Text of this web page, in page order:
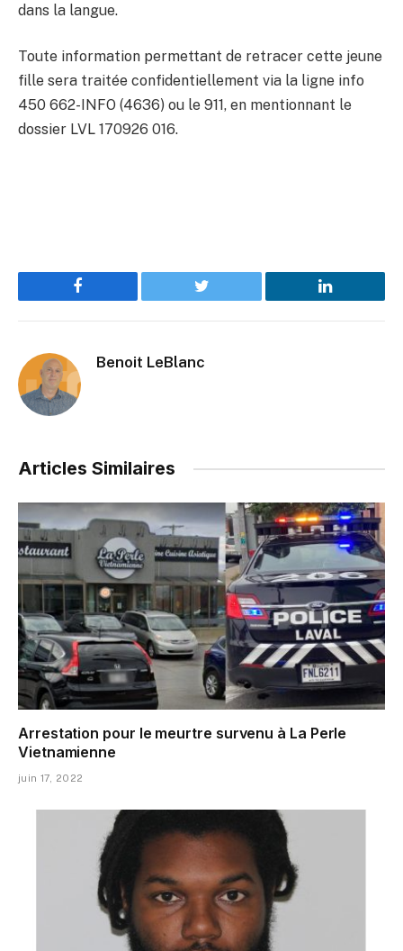
dans la langue.
Toute information permettant de retracer cette jeune
fille sera traitée confidentiellement via la ligne info
450 662-INFO (4636) ou le 911, en mentionnant le
dossier LVL 170926 016.
Facebook Twitter LinkedIn
Benoit LeBlanc
Articles Similaires
Arrestation pour le meurtre survenu à La Perle
Vietnamienne
juin 17, 2022